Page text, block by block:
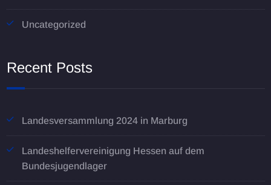
Uncategorized
Recent Posts
Landesversammlung 2024 in Marburg
Landeshelfervereinigung Hessen auf dem
Bundesjugendlager